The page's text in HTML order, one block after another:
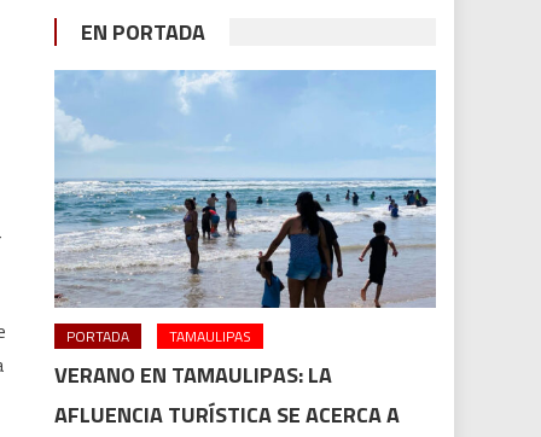
EN PORTADA
PORTADA TAMAULIPAS
VERANO EN TAMAULIPAS: LA
AFLUENCIA TURÍSTICA SE ACERCA A